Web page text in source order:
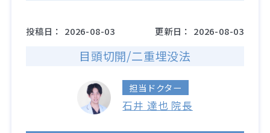
投稿日： 2026-08-03 更新日： 2026-08-03
目頭切開/二重埋没法
担当ドクター
石井 達也 院長